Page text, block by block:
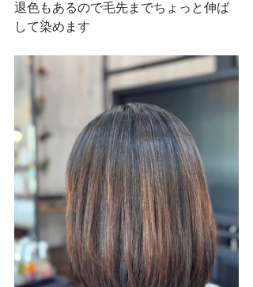
退色もあるので毛先までちょっと伸ば
して染めます